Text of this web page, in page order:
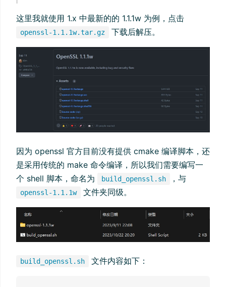
这里我就使用 1.x 中最新的的 1.1.1w 为例，点击
openssl-1.1.1w.tar.gz 下载后解压。
因为 openssl 官方目前没有提供 cmake 编译脚本，还
是采用传统的 make 命令编译，所以我们需要编写一
个 shell 脚本，命名为
build_openssl.sh ，与
openssl-1.1.1w 文件夹同级。
build_openssl.sh 文件内容如下：